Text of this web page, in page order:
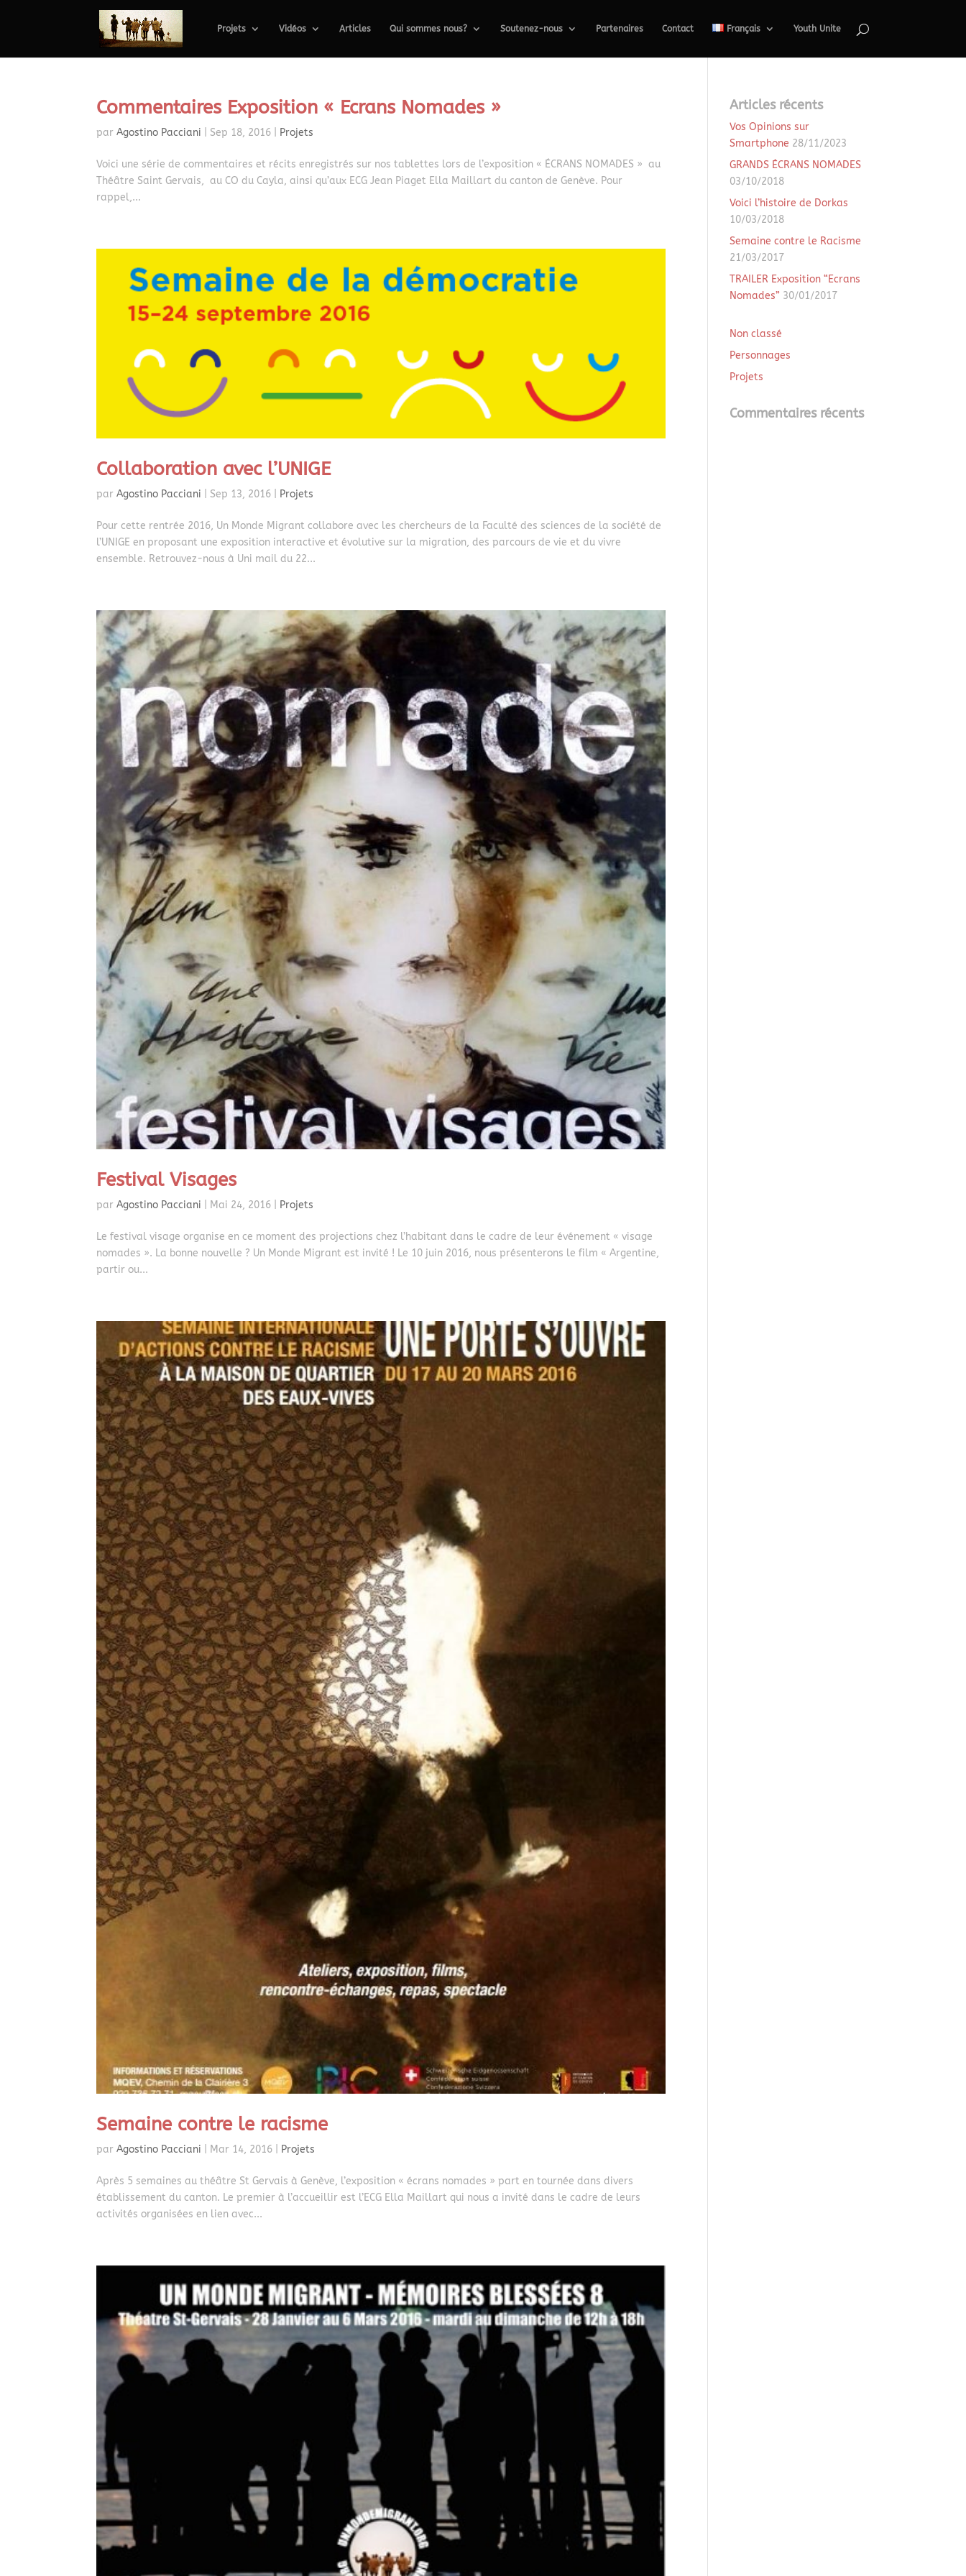
Projets Vidéos Articles Qui sommes nous? Soutenez-nous Partenaires Contact Français Youth Unite
Commentaires Exposition « Ecrans Nomades »
parAgostino Pacciani |Sep 18, 2016 Projets
Voici une série de commentaires et récits enregistrés sur nos tablettes lors de l’exposition « ÉCRANS NOMADES » au
Théâtre Saint Gervais, au CO du Cayla, ainsi qu’aux ECG Jean Piaget Ella Maillart du canton de Genève. Pour
rappel,...
Collaboration avec l’UNIGE
parAgostino Pacciani |Sep 13, 2016 Projets
Pour cette rentrée 2016, Un Monde Migrant collabore avec les chercheurs de la Faculté des sciences de la société de
l’UNIGE en proposant une exposition interactive et évolutive sur la migration, des parcours de vie et du vivre
ensemble. Retrouvez-nous à Uni mail du 22...
Festival Visages
parAgostino Pacciani Mai 24, 2016 Projets
Le festival visage organise en ce moment des projections chez l’habitant dans le cadre de leur événement « visage
nomades ». La bonne nouvelle ? Un Monde Migrant est invité ! Le 10 juin 2016, nous présenterons le film « Argentine,
partir ou...
Semaine contre le racisme
parAgostino Pacciani Mar 14, 2016 Projets
Après 5 semaines au théâtre St Gervais à Genève, l’exposition « écrans nomades » part en tournée dans divers
établissement du canton. Le premier à l’accueillir est l’ECG Ella Maillart qui nous a invité dans le cadre de leurs
activités organisées en lien avec...
Articles récents
Vos Opinions sur
Smartphone 28/11/2023
GRANDS ÉCRANS NOMADES
03/10/2018
Voici l’histoire de Dorkas
10/03/2018
Semaine contre le Racisme
21/03/2017
TRAILER Exposition “Ecrans
Nomades” 30/01/2017
Non classé
Personnages
Projets
Commentaires récents